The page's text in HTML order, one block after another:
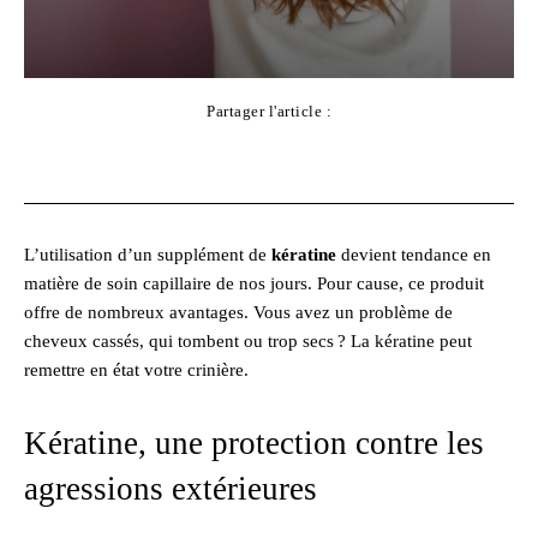
Partager l'article :
L’utilisation d’un supplément de kératine devient tendance en
matière de soin capillaire de nos jours. Pour cause, ce produit
offre de nombreux avantages. Vous avez un problème de
cheveux cassés, qui tombent ou trop secs ? La kératine peut
remettre en état votre crinière.
Kératine, une protection contre les
agressions extérieures